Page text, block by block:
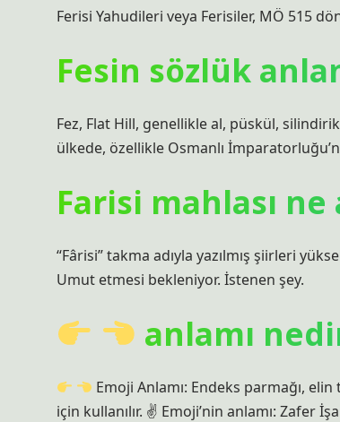
Ferisi Yahudileri veya Ferisiler, MÖ 515
Fesin sözlük
Fez, Flat Hill, genellikle al, püskül,
ülkede, özellikle Osmanlı
Farisi mahlası
“Fârisi” takma adıyla yazılmış şiirleri
Umut etmesi bekleniyor. İstenen şey.
anlamı
Emoji Anlamı: Endeks parmağı,
için kullanılır. ✌ Emoji’nin anlamı: Zafer